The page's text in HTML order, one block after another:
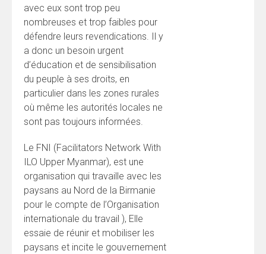
avec eux sont trop peu
nombreuses et trop faibles pour
défendre leurs revendications. Il y
a donc un besoin urgent
d’éducation et de sensibilisation
du peuple à ses droits, en
particulier dans les zones rurales
où même les autorités locales ne
sont pas toujours informées.
Le FNI (Facilitators Network With
ILO Upper Myanmar), est une
organisation qui travaille avec les
paysans au Nord de la Birmanie
pour le compte de l’Organisation
internationale du travail ), Elle
essaie de réunir et mobiliser les
paysans et incite le gouvernement